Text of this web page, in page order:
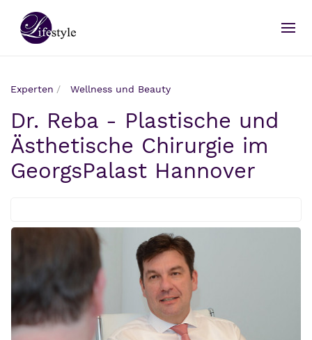
Experten Wellness und Beauty
Dr. Reba - Plastische und
Ästhetische Chirurgie im
GeorgsPalast Hannover